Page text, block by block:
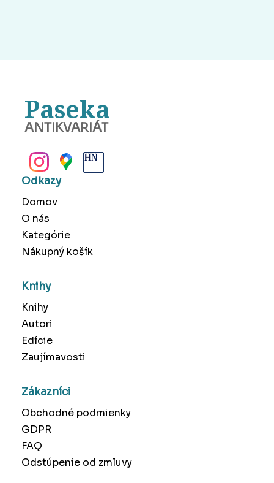
Paseka
ANTIKVARIÁT
Odkazy
Domov
O nás
Kategórie
Nákupný košík
Knihy
Knihy
Autori
Edície
Zaujímavosti
Zákazníci
Obchodné podmienky
GDPR
FAQ
Odstúpenie od zmluvy